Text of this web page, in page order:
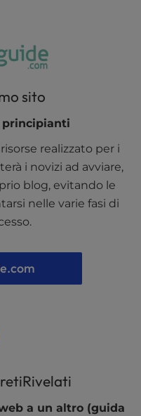
sito
principianti
realizzato per i
i novizi ad avviare,
blog, evitando le
nelle varie fasi di
a un altro (guida